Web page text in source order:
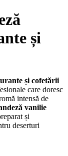
și
și cofetării
care doresc
intensă de
vanilie
și
deserturi